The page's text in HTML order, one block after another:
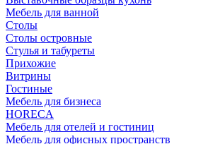
Мебель для ванной
Столы
Столы островные
Стулья и табуреты
Прихожие
Витрины
Гостиные
Мебель для бизнеса
HORECA
Мебель для отелей и гостиниц
Мебель для офисных пространств